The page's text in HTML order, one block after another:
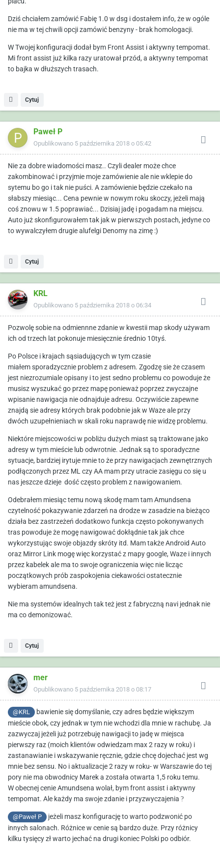
Dziś chciałem zamówić Fabię 1.0 w dsg i dostałem info, że w ogóle
nie ma w tej chwili opcji zamówić benzyny - brak homologacji.
W Twojej konfiguracji dodał bym Front Assist i aktywny tempomat.
Mi front assist już kilka razy uratował przód, a aktywny tempomat
to bajka w dłuższych trasach.
Cytuj
Paweł P
Opublikowano 5 października 2018 o 05:42
Nie za dobre wiadomości masz.. Czyli dealer może chce
zakombinować i przyjmie moje zamówienie ale nie wklepie do
sytemu bo go i tak nie puści. A zamówienie będzie czekało na
słabszy miesiąc... Cena pewnie w nowym roku skoczy, jeżeli mają
coś znowu w 1.5 poprawiać... Dzisiaj jadę i pogadam na miejscu.
Auto już skonfigurowałem tak jak w pierwszych postach, jedyne co
to wywalczyłem drugie alufelgi Denomy na zimę :)
Cytuj
KRL
Opublikowano 5 października 2018 o 06:34
Pozwolę sobie na odmiennne zdanie w kwestii map skody używam
ich od trzech lat pokonuje miesięcznie średnio 10tyś.
Po Polsce i krajach sąsiadujących w tym czasie
miałem sporadzycznie problem z adresem. Zgodzę sie że czasem
jest niezrozumiale opisany i to jest sedno problemu co powoduje że
musisz wyszukać go przez mapę ponieważ poprzez zwyczajne
wpisanie nawigacja nie odnajduje adresu. Oczywiście zapewne
znajdą sie adresy których brak podobnie jak w Waze ale przy
dwóch uzupełnieniach w skali roku naprawdę nie widzę problemu.
Niektóre miejscowości w pobliżu dużych miast są traktowane jako
adresy w tym mieście lub odwrotnie. Jednak są to sporadyczne
sytuacje, bardziej irytuje mnie to że przy nawigacjach zewnętrznych
podłączonych przez ML czy AA mam przy utracie zasięgu co się u
nas jeszcze dzieje dość często problem z nawigowaniem.
Odebrałem miesiąc temu nową skodę mam tam Amundsena
czytelność pokazywanie zdarzeń na drodze w zasadzie na bieżąco
działa bez zastrzeżeń dodatkowo funkcja często pokonywanych
tras powoduje że mogę nawigować dokłądnie tak jak chce
wykorzystując swoje objazdy skróty itd. Mam także Android Auto
oraz Mirror Link mogę więc korzystać z mapy google, Waze i innych
przez kabelek ale ma to swoje ograniczenia więc nie licząc
początkowych prób zaspokojenia ciekawości ostatecznie
wybieram amundsena.
Nie ma systemów idealnych tak też jest z fabryczną navi jednak nie
ma co demonizować.
Cytuj
mer
Opublikowano 5 października 2018 o 08:17
@KRL
bawienie się domyślanie, czy adres będzie większym
mieście obok, czy jednak w tym nie wchodzi dla mnie w rachubę. Ja
zazwyczaj jeżeli już potrzebuję nawigacji to jadę w miejsca
pierwszy raz (moich klientów odwiedzam max 2 razy w roku) i
zastanawianie i wskazywanie ręcznie, gdzie chcę dojechać jest wg
mnie bez sensu. No i aktualizacje 2 razy w roku- w Warszawie do tej
pory nie ma obwodnicy Marek a została otwarta 1,5 roku temu.
W obecnej cenie Amundsena wolał, bym front assist i aktywny
tempomat. Ale każdy ma swoje zdanie i przyzwyczajenia ?
@Paweł P
jeżeli masz konfigurację to warto podzwonić po
innych salonach. Różnice w cenie są bardzo duże. Przy różnicy
kilku tysięcy zł warto jechać na drugi koniec Polski po odbiór.